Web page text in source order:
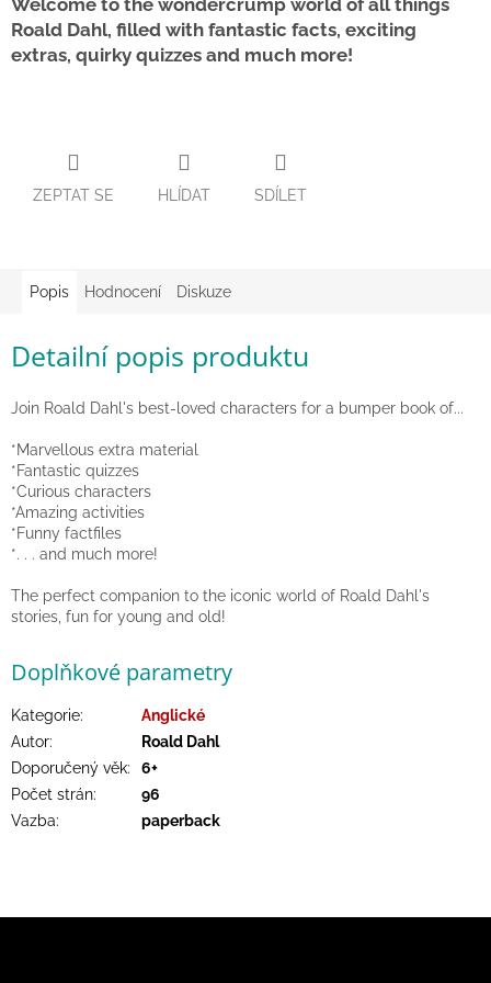
Zpátky
školy
Látkové
Knihy
Puzzle
Sensory
Společenské
hry
Šátky
kostýmy
Waldorf
Dárkové
poukazy
Značky
Welcome to the wondercrump world of all things
Roald Dahl, filled with fantastic facts, exciting
extras, quirky quizzes and much more!
ZEPTAT SE HLÍDAT SDÍLET
Popis Hodnocení Diskuze
Detailní popis produktu
Join Roald Dahl's best-loved characters for a bumper book of...
*Marvellous extra material
*Fantastic quizzes
*Curious characters
*Amazing activities
*Funny factfiles
*. . . and much more!
The perfect companion to the iconic world of Roald Dahl's
stories, fun for young and old!
Doplňkové parametry
Kategorie:
Anglické
Autor:
Roald Dahl
Doporučený věk:
6+
Počet strán:
96
Vazba: paperback
Z